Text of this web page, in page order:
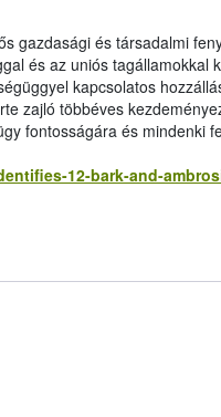
gazdasági és társadalmi
és az uniós tagállamokkal
kapcsolatos
zajló többéves
fontosságára és mindenki
12-bark-and-